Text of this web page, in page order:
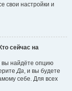
свои настройки и
сейчас на
вы найдёте опцию
Да, и вы будете
себе. Для всех